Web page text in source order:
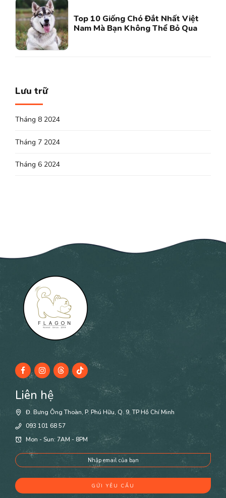
Top 10 Giống Chó Đắt Nhất Việt
Nam Mà Bạn Không Thể Bỏ Qua
Lưu trữ
Tháng 8 2024
Tháng 7 2024
Tháng 6 2024
Liên hệ
Đ. Bưng Ông Thoàn, P. Phú Hữu, Q. 9, TP Hồ Chí Minh
093 101 68 57
Mon - Sun: 7AM - 8PM